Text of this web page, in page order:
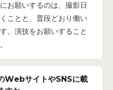
お願いするのは、撮影日
ことと、普段どおり働い
。演技をお願いすること
WebサイトやSNSに載